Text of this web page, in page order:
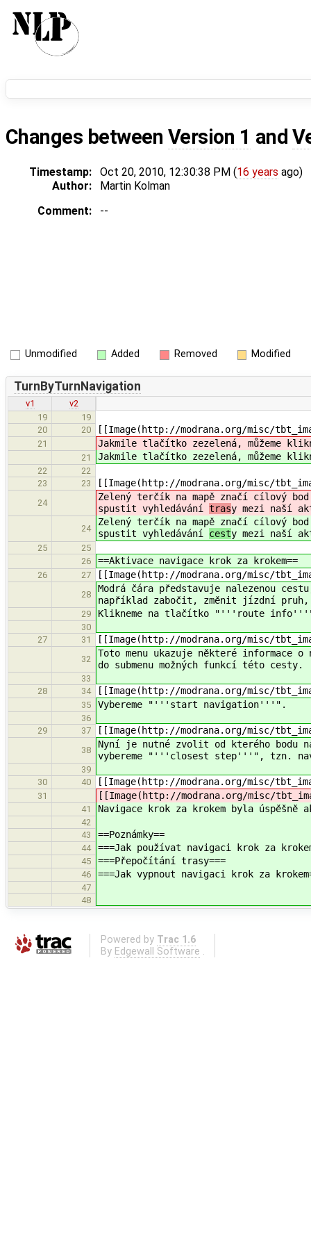
Changes between Version 1 and
Timestamp: Oct 20, 2010, 12:30:38 PM (16 years ago)
Author:
Martin Kolman
Comment:
--
Unmodified Added Removed Modified
TurnByTurnNavigation
v1
v2
19
19
20
20 [[Image(http://modrana.org/misc/
21 Jakmile tlačítko zezelená, můžeme
21 Jakmile tlačítko zezelená, můžeme
22
22
23
23 [[Image(http://modrana.org/misc/
24
Zelený terčík na mapě značí cílový
spustit vyhledávání trasy mezi naší
24
Zelený terčík na mapě značí cílový
spustit vyhledávání cesty mezi naší
25
25
26
==Aktivace navigace krok za krokem==
26 27 [[Image(http://modrana.org/misc/
28
Modrá čára představuje nalezenou
například zabočit, změnit jízdní
29 Klikneme na tlačítko "'''route info'''"
30
27
31 [[Image(http://modrana.org/misc/
32
Toto menu ukazuje některé
do submenu možných funkcí této cesty.
33
28
34 [[Image(http://modrana.org/misc/
35 Vybereme "'''start navigation'''".
36
29
37 [[Image(http://modrana.org/misc/
38
Nyní je nutné zvolit od kterého bodu
vybereme "'''closest step'''", tzn.
39
30
40 [[Image(http://modrana.org/misc/
31 [[Image(http://modrana.org/misc/
41 Navigace krok za krokem byla úspěšně
42
43
==Poznámky==
44 ===Jak používat navigaci krok za
45 ===Přepočítání trasy===
46 ===Jak vypnout navigaci krok za
47
48
Powered by Trac 1.6
By Edgewall Software .